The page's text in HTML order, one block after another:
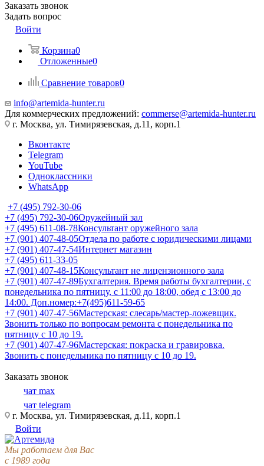
Заказать звонок
Задать вопрос
Войти
Корзина0
Отложенные0
Сравнение товаров0
info@artemida-hunter.ru
Для коммерческих предложений: commerse@artemida-hunter.ru
г. Москва, ул. Тимирязевская, д.11, корп.1
Вконтакте
Telegram
YouTube
Одноклассники
WhatsApp
+7 (495) 792-30-06
+7 (495) 792-30-06Оружейный зал
+7 (495) 611-08-78Консультант оружейного зала
+7 (901) 407-48-05Отдела по работе с юридическими лицами
+7 (901) 407-47-54Интернет магазин
+7 (495) 611-33-05
+7 (901) 407-48-15Консультант не лицензионного зала
+7 (901) 407-47-89Бухгалтерия. Время работы бухгалтерии, с
понедельника по пятницу, с 11:00 до 18:00, обед с 13:00 до
14:00. Доп.номер:+7(495)611-59-65
+7 (901) 407-47-56Мастерская: слесарь/мастер-ложевщик.
Звонить только по вопросам ремонта с понедельника по
пятницу с 10 до 19.
+7 (901) 407-47-96Мастерская: покраска и гравировка.
Звонить с понедельника по пятницу с 10 до 19.
Заказать звонок
чат max
чат telegram
г. Москва, ул. Тимирязевская, д.11, корп.1
Войти
Мы работаем для Вас
с 1989 года